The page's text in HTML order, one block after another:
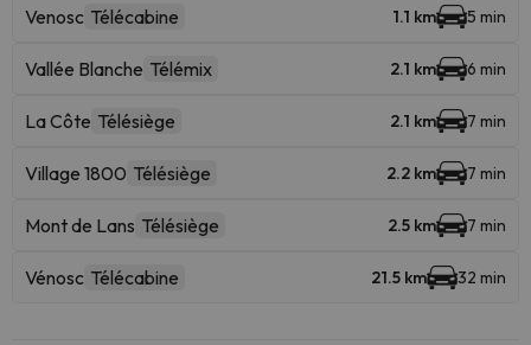
Venosc Télécabine 1.1 km 5 min
Vallée Blanche Télémix 2.1 km 6 min
La Côte Télésiège 2.1 km 7 min
Village 1800 Télésiège 2.2 km 7 min
Mont de Lans Télésiège 2.5 km 7 min
Vénosc Télécabine 21.5 km 32 min